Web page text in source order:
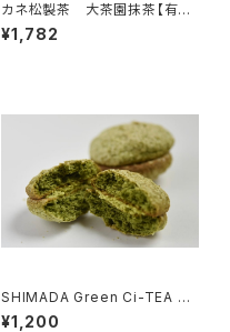
カネ松製茶 大茶園抹茶【有機
抹茶】
¥1,782
SHIMADA Green Ci-TEA N
o.3 緑茶のダックワーズ
¥1,200